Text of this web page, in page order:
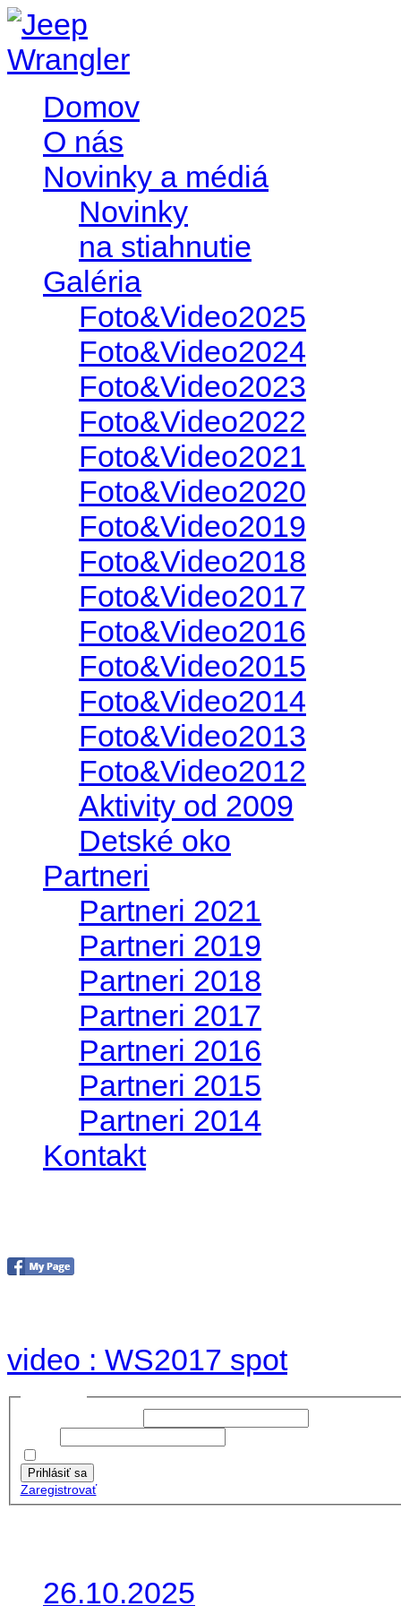
Domov
O nás
Novinky a médiá
Novinky
na stiahnutie
Galéria
Foto&Video2025
Foto&Video2024
Foto&Video2023
Foto&Video2022
Foto&Video2021
Foto&Video2020
Foto&Video2019
Foto&Video2018
Foto&Video2017
Foto&Video2016
Foto&Video2015
Foto&Video2014
Foto&Video2013
Foto&Video2012
Aktivity od 2009
Detské oko
Partneri
Partneri 2021
Partneri 2019
Partneri 2018
Partneri 2017
Partneri 2016
Partneri 2015
Partneri 2014
Kontakt
video : WS2017 spot
Prihlásiť sa
Zaregistrovať
26.10.2025